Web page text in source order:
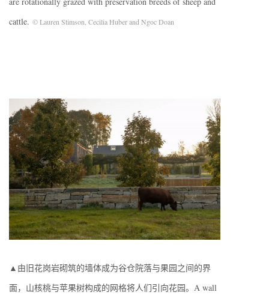
cattle. © Lauren Stimson, Cecilia Huber and Ngoc Doan
▲由旧花岗岩砌筑的墙体成为谷仓院落与果园之间的界
面，山核桃与苹果树构成的网格将人们引向花园。A wall